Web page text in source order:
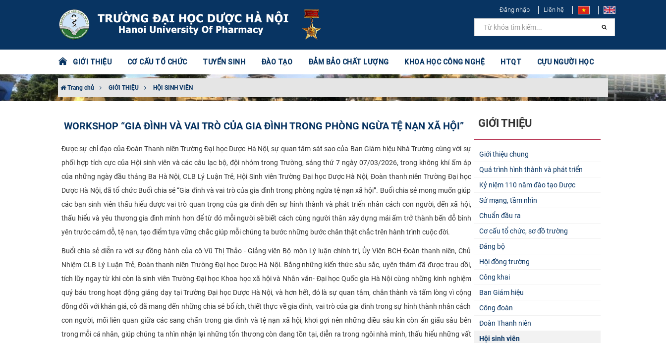
Đăng nhập Liên hệ
GIỚI THIỆU CƠ CẤU TỔ CHỨC TUYỂN SINH ĐÀO TẠO ĐẢM BẢO CHẤT LƯỢNG KHOA HỌC CÔNG NGHỆ HTQT CỰU NGƯỜI HỌC
Trang chủ GIỚI THIỆU HỘI SINH VIÊN
WORKSHOP “GIA ĐÌNH VÀ VAI TRÒ CỦA GIA ĐÌNH TRONG PHÒNG NGỪA TỆ NẠN XÃ HỘI”
Được sự chỉ đạo của Đoàn Thanh niên Trường Đại học Dược Hà Nội, sự quan tâm sát sao của Ban Giám hiệu Nhà Trường cùng với sự
phối hợp tích cực của Hội sinh viên và các câu lạc bộ, đội nhóm trong Trường, sáng thứ 7 ngày 07/03/2026, trong không khí ấm áp
của những ngày đầu tháng Ba Hà Nội, CLB Lý Luận Trẻ, Hội Sinh viên Trường Đại học Dược Hà Nội, Đoàn thanh niên Trường Đại học
Dược Hà Nội, đã tổ chức Buổi chia sẻ “Gia đình và vai trò của gia đình trong phòng ngừa tệ nạn xã hội”. Buổi chia sẻ mong muốn giúp
các bạn sinh viên thấu hiểu được vai trò quan trọng của gia đình đến sự hình thành và phát triển nhân cách con người, đến xã hội,
thấu hiểu và yêu thương gia đình mình hơn để từ đó mỗi người sẽ biết cách cùng người thân xây dựng mái ấm trở thành bến đỗ bình
yên trước cám dỗ, tệ nạn, tạo điểm tựa vững chắc giúp mỗi chúng ta bước những bước chân thật chắc trên hành trình cuộc đời.
Buổi chia sẻ diễn ra với sự đồng hành của cô Vũ Thị Thảo - Giảng viên Bộ môn Lý luận chính trị, Ủy Viên BCH Đoàn thanh niên, Chủ
Nhiệm CLB Lý Luận Trẻ, Đoàn thanh niên Trường Đại học Dược Hà Nội. Bằng những kiến thức sâu sắc, uyên thâm đã được trau dồi,
tích lũy ngay từ khi còn là sinh viên Trường Đại học Khoa học xã hội và Nhân văn- Đại học Quốc gia Hà Nội cùng những kinh nghiệm
quý báu trong hoạt động giảng dạy tại Trường Đại học Dược Hà Nội, và hơn hết, đó là sự quan tâm, chân thành và tấm lòng vì cộng
đồng đối với khán giả, cô đã mang đến những chia sẻ bổ ích, thiết thực về gia đình, vai trò của gia đình trong sự hình thành nhân cách
con người, mối liên quan giữa các sang chấn trong gia đình và tệ nạn xã hội, khơi gợi nên những điều sâu kín còn ẩn giấu sâu bên
trong mỗi cá nhân, giúp chúng ta nhìn nhận lại những tổn thương còn đang tồn tại, diễn ra trong ngôi nhà mình, thấu hiểu những vất
GIỚI THIỆU
Giới thiệu chung
Quá trình hình thành và phát triển
Kỷ niệm 110 năm đào tạo Dược
Sứ mạng, tầm nhìn
Chuẩn đầu ra
Cơ cấu tổ chức, sơ đồ trường
Đảng bộ
Hội đồng trường
Công khai
Ban Giám hiệu
Công đoàn
Đoàn Thanh niên
Hội sinh viên